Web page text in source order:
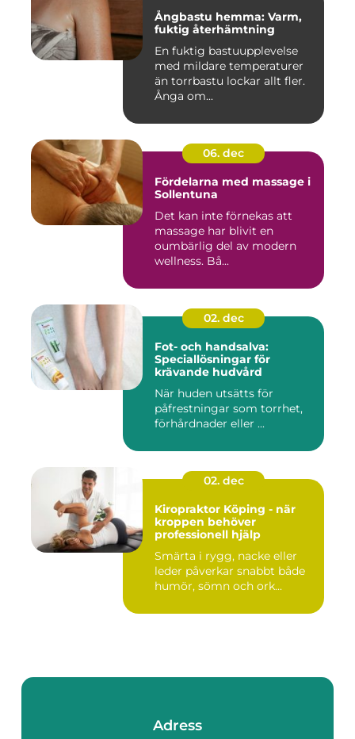
Ångbastu hemma: Varm,
fuktig återhämtning
En fuktig bastuupplevelse
med mildare temperaturer
än torrbastu lockar allt fler.
Ånga om...
06. dec
Fördelarna med massage i
Sollentuna
Det kan inte förnekas att
massage har blivit en
oumbärlig del av modern
wellness. Bå...
02. dec
Fot- och handsalva:
Speciallösningar för
krävande hudvård
När huden utsätts för
påfrestningar som torrhet,
förhårdnader eller ...
02. dec
Kiropraktor Köping - när
kroppen behöver
professionell hjälp
Smärta i rygg, nacke eller
leder påverkar snabbt både
humör, sömn och ork...
Adress